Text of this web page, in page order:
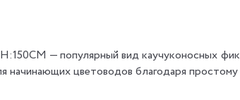
— популярный вид каучуконосных
цветоводов благодаря